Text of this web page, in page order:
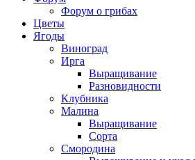
Форум о грибах
Цветы
Ягоды
Виноград
Ирга
Выращивание
Разновидности
Клубника
Малина
Выращивание
Сорта
Смородина